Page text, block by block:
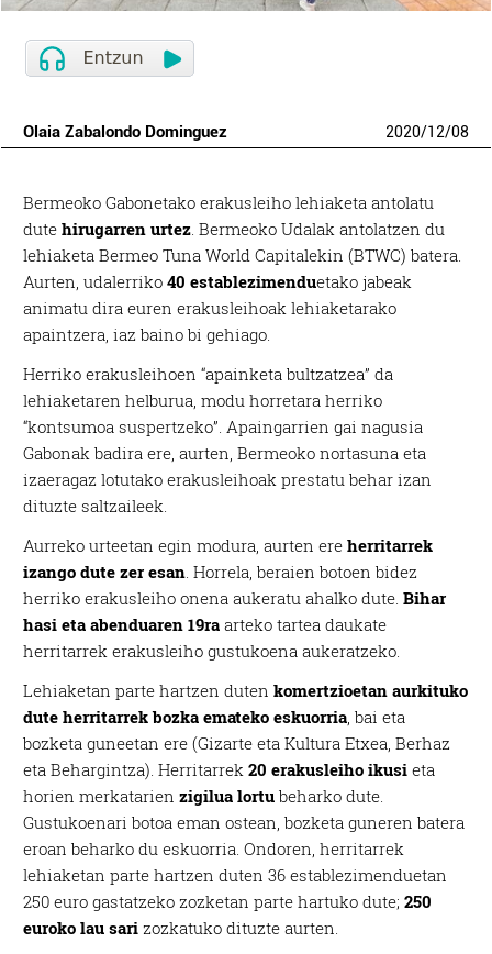
Olaia Zabalondo Dominguez 2020/12/08
Bermeoko Gabonetako erakusleiho lehiaketa antolatu
dutehirugarren urtez . Bermeoko Udalak antolatzen du
lehiaketa Bermeo Tuna World Capitalekin (BTWC) batera.
Aurten, udalerriko40 establezimenduetako jabeak
animatu dira euren erakusleihoak lehiaketarako
apaintzera, iaz baino bi gehiago.
Herriko erakusleihoen “apainketa bultzatzea” da
lehiaketaren helburua, modu horretara herriko
“kontsumoa suspertzeko”. Apaingarrien gai nagusia
Gabonak badira ere, aurten, Bermeoko nortasuna eta
izaeragaz lotutako erakusleihoak prestatu behar izan
dituzte saltzaileek.
Aurreko urteetan egin modura, aurten ereherritarrek
izango dute zer esan . Horrela, beraien botoen bidez
herriko erakusleiho onena aukeratu ahalko dute.Bihar
hasi eta abenduaren 19ra arteko tartea daukate
herritarrek erakusleiho gustukoena aukeratzeko.
Lehiaketan parte hartzen dutenkomertzioetan aurkituko
dute herritarrek bozka emateko eskuorria , bai eta
bozketa guneetan ere (Gizarte eta Kultura Etxea, Berhaz
eta Behargintza). Herritarrek20 erakusleiho ikusi eta
horien merkatarienzigilua lortu beharko dute.
Gustukoenari botoa eman ostean, bozketa guneren batera
eroan beharko du eskuorria. Ondoren, herritarrek
lehiaketan parte hartzen duten 36 establezimenduetan
250 euro gastatzeko zozketan parte hartuko dute; 250
euroko lau sari zozkatuko dituzte aurten.